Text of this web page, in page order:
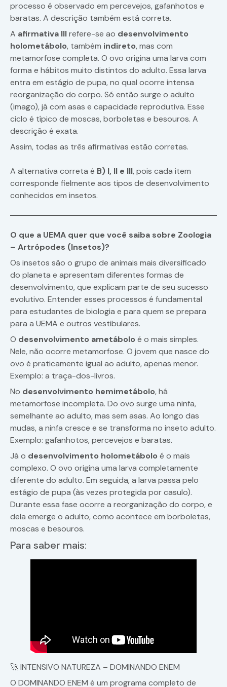
processo é observado em percevejos, gafanhotos e
baratas. A descrição também está correta.
A afirmativa IIIrefere-se ao desenvolvimento
holometábolo, também indireto, mas com
metamorfose completa. O ovo origina uma larva com
forma e hábitos muito distintos do adulto. Essa larva
entra em estágio de pupa, no qual ocorre intensa
reorganização do corpo. Só então surge o adulto
(imago), já com asas e capacidade reprodutiva. Esse
ciclo é típico de moscas, borboletas e besouros. A
descrição é exata.
Assim, todas as três afirmativas estão corretas.
A alternativa correta é B) I, II e III, pois cada item
corresponde fielmente aos tipos de desenvolvimento
conhecidos em insetos.
O que a UEMA quer que você saiba sobre Zoologia
– Artrópodes (Insetos)?
Os insetos são o grupo de animais mais diversificado
do planeta e apresentam diferentes formas de
desenvolvimento, que explicam parte de seu sucesso
evolutivo. Entender esses processos é fundamental
para estudantes de biologia e para quem se prepara
para a UEMA e outros vestibulares.
O desenvolvimento ametábolo é o mais simples.
Nele, não ocorre metamorfose. O jovem que nasce do
ovo é praticamente igual ao adulto, apenas menor.
Exemplo: a traça-dos-livros.
No desenvolvimento hemimetábolo, há
metamorfose incompleta. Do ovo surge uma ninfa,
semelhante ao adulto, mas sem asas. Ao longo das
mudas, a ninfa cresce e se transforma no inseto adulto.
Exemplo: gafanhotos, percevejos e baratas.
Já o desenvolvimento holometábolo é o mais
complexo. O ovo origina uma larva completamente
diferente do adulto. Em seguida, a larva passa pelo
estágio de pupa (às vezes protegida por casulo).
Durante essa fase ocorre a reorganização do corpo, e
dela emerge o adulto, como acontece em borboletas,
moscas e besouros.
Para saber mais:
🚀 INTENSIVO NATUREZA – DOMINANDO ENEM
O DOMINANDO ENEM é um programa completo de